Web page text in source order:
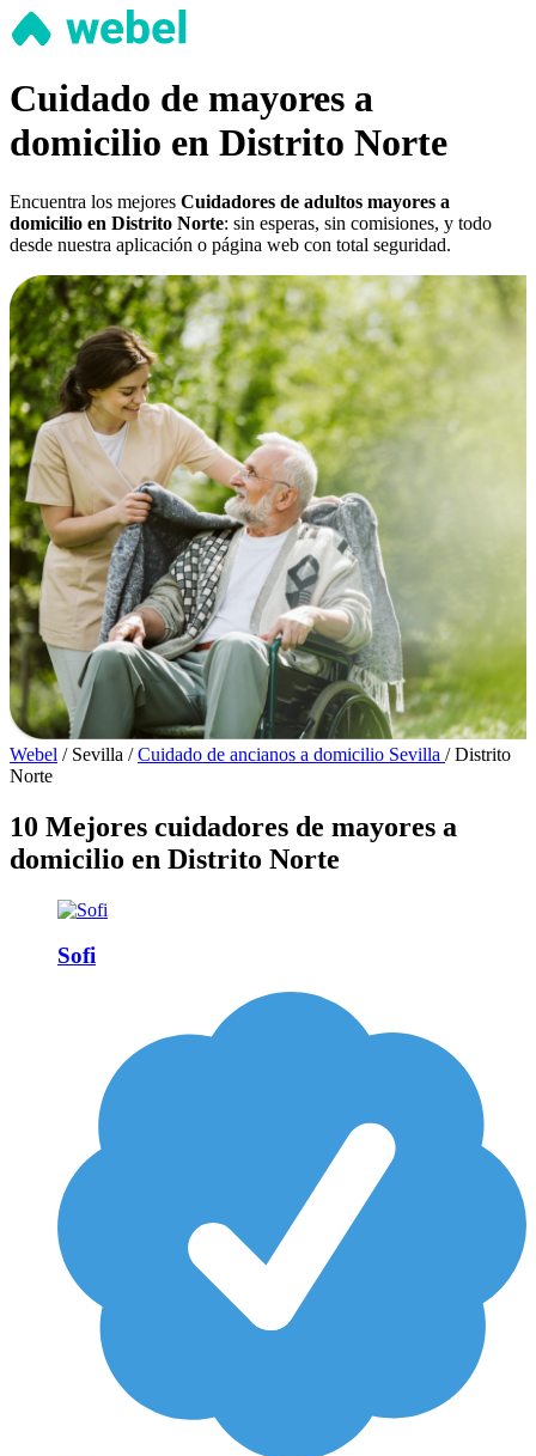
Cuidado de mayores a
domicilio en Distrito Norte
Encuentra los mejores Cuidadores de adultos mayores a
domicilio en Distrito Norte: sin esperas, sin comisiones, y todo
desde nuestra aplicación o página web con total seguridad.
Webel / Sevilla / Cuidado de ancianos a domicilio Sevilla / Distrito
Norte
10 Mejores cuidadores de mayores a
domicilio en Distrito Norte
Sofi